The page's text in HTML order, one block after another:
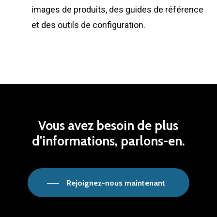
images de produits, des guides de référence
et des outils de configuration.
Vous avez besoin de plus
d'informations, parlons-en.
Rejoignez-nous maintenant